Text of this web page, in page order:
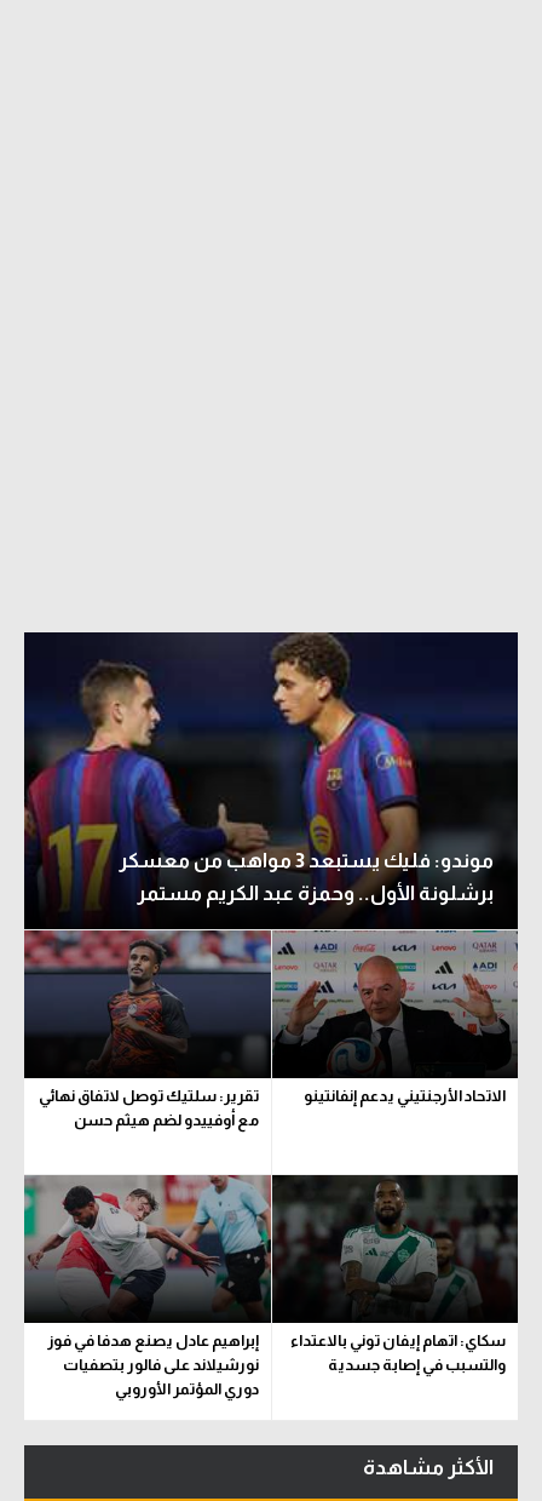
موندو: فليك يستبعد 3 مواهب من معسكر
برشلونة الأول.. وحمزة عبد الكريم مستمر
الاتحاد الأرجنتيني يدعم إنفانتينو
تقرير: سلتيك توصل لاتفاق نهائي
مع أوفييدو لضم هيثم حسن
سكاي: اتهام إيفان توني بالاعتداء
والتسبب في إصابة جسدية
إبراهيم عادل يصنع هدفا في فوز
نورشيلاند على فالور بتصفيات
دوري المؤتمر الأوروبي
الأكثر مشاهدة